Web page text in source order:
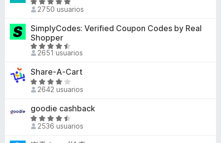
e
3
2
d
e
ó
c
n
4
,
d
e
r
ó
c
n
5
d
5
S
e
v
a
l
o
ó
c
n
4
,
2750 usuarios
SimplyCodes: Verified Coupon Codes by Real
Shopper
S
e
v
a
l
r
ó
c
o
2651 usuarios
Share-A-Cart
S
e
a
2642 usuarios
goodie cashback
S
e
v
2536 usuarios